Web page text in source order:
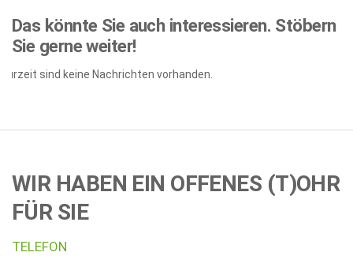
Das könnte Sie auch interessieren. Stöbern
Sie gerne weiter!
Zurzeit sind keine Nachrichten vorhanden.
WIR HABEN EIN OFFENES (T)OHR
FÜR SIE
TELEFON